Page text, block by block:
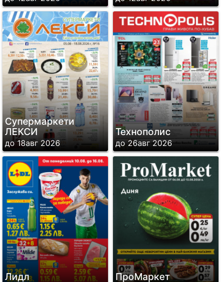
Супермаркети
ЛЕКСИ
до 18авг 2026
Технополис
до 26авг 2026
Лидл ПроМаркет